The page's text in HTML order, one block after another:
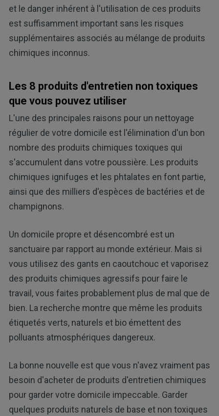
et le danger inhérent à l'utilisation de ces produits
est suffisamment important sans les risques
supplémentaires associés au mélange de produits
chimiques inconnus.
Les 8 produits d'entretien non toxiques
que vous pouvez utiliser
L'une des principales raisons pour un nettoyage
régulier de votre domicile est l'élimination d'un bon
nombre des produits chimiques toxiques qui
s'accumulent dans votre poussière. Les produits
chimiques ignifuges et les phtalates en font partie,
ainsi que des milliers d'espèces de bactéries et de
champignons.
Un domicile propre et désencombré est un
sanctuaire par rapport au monde extérieur. Mais si
vous utilisez des gants en caoutchouc et vaporisez
des produits chimiques agressifs pour faire le
travail, vous faites probablement plus de mal que de
bien. La recherche montre que même les produits
étiquetés verts, naturels et bio émettent des
polluants atmosphériques dangereux.
La bonne nouvelle est que vous n'avez vraiment pas
besoin d'acheter de produits d'entretien chimiques
pour garder votre domicile impeccable. Garder
quelques produits naturels de base et non toxiques